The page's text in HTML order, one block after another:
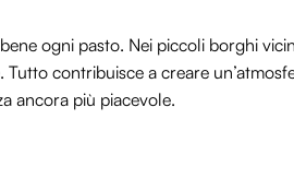
ogni pasto. Nei piccoli borghi
contribuisce a creare
ancora più piacevole.